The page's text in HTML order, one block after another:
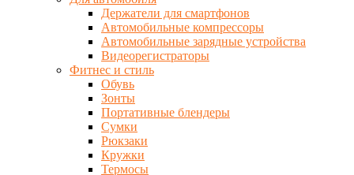
Держатели для смартфонов
Автомобильные компрессоры
Автомобильные зарядные устройства
Видеорегистраторы
Фитнес и стиль
Обувь
Зонты
Портативные блендеры
Сумки
Рюкзаки
Кружки
Термосы